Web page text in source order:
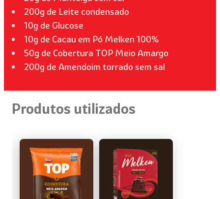
200g de Leite condensado
10g de Glucose
10g de Cacau em Pó Melken 100%
50g de Cobertura TOP Meio Amargo
200g de Amendoim torrado sem sal
Produtos utilizados